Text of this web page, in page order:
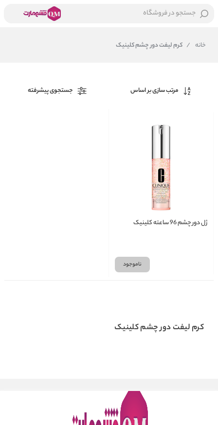
جستجو در فروشگاه
خانه / کرم لیفت دور چشم کلینیک
مرتب سازی بر اساس جستجوی پیشرفته
ژل دور چشم 96 ساعته کلینیک
ناموجود
کرم لیفت دور چشم کلینیک